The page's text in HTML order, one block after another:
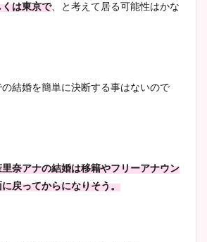
は東京で、と考えて居る可能性はかな
結婚を簡単に決断する事はないので
奈アナの結婚は移籍やフリーアナウン
戻ってからになりそう。